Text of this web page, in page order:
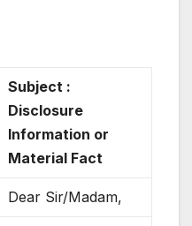
Subject :
Disclosure
Information or
Material Fact
Dear Sir/Madam,